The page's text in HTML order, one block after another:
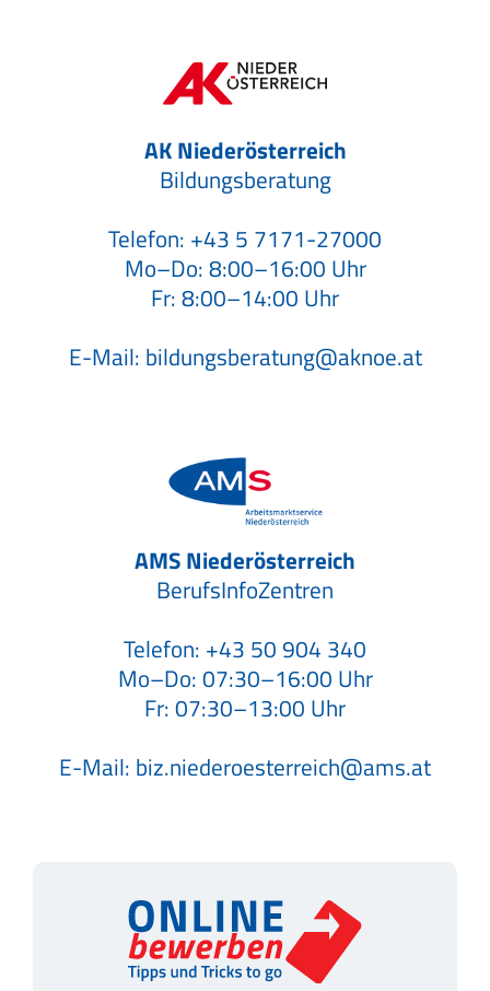
AK Niederösterreich
Bildungsberatung
Telefon: +43 5 7171-27000
Mo–Do: 8:00–16:00 Uhr
Fr: 8:00–14:00 Uhr
E-Mail: bildungsberatung@aknoe.at
AMS Niederösterreich
BerufsInfoZentren
Telefon: +43 50 904 340
Mo–Do: 07:30–16:00 Uhr
Fr: 07:30–13:00 Uhr
E-Mail: biz.niederoesterreich@ams.at